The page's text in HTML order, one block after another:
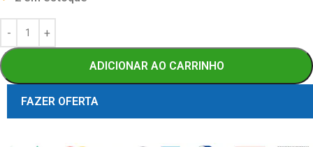
ADICIONAR AO CARRINHO
FAZER OFERTA